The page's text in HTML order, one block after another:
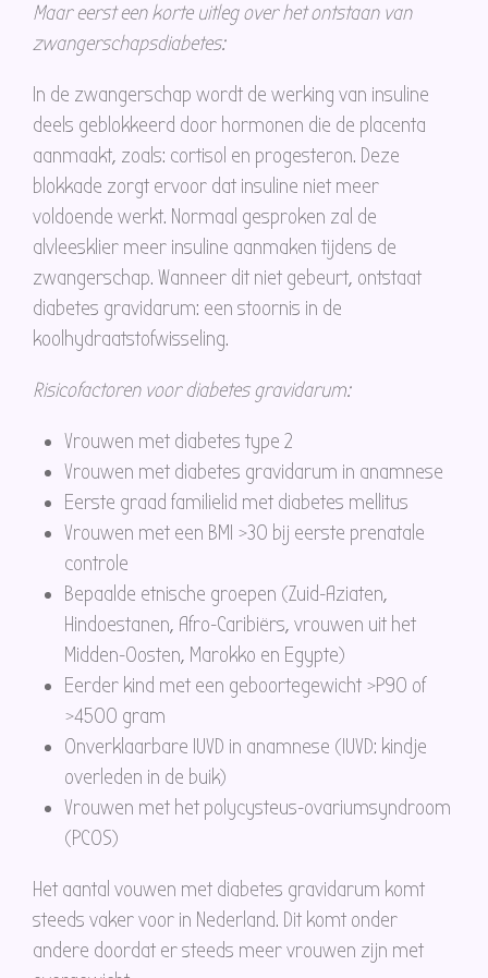
Maar eerst een korte uitleg over het ontstaan van
zwangerschapsdiabetes:
In de zwangerschap wordt de werking van insuline
deels geblokkeerd door hormonen die de placenta
aanmaakt, zoals: cortisol en progesteron. Deze
blokkade zorgt ervoor dat insuline niet meer
voldoende werkt. Normaal gesproken zal de
alvleesklier meer insuline aanmaken tijdens de
zwangerschap. Wanneer dit niet gebeurt, ontstaat
diabetes gravidarum: een stoornis in de
koolhydraatstofwisseling.
Risicofactoren voor diabetes gravidarum:
Vrouwen met diabetes type 2
Vrouwen met diabetes gravidarum in anamnese
Eerste graad familielid met diabetes mellitus
Vrouwen met een BMI >30 bij eerste prenatale
controle
Bepaalde etnische groepen (Zuid-Aziaten,
Hindoestanen, Afro-Caribiërs, vrouwen uit het
Midden-Oosten, Marokko en Egypte)
Eerder kind met een geboortegewicht >P90 of
>4500 gram
Onverklaarbare IUVD in anamnese (IUVD: kindje
overleden in de buik)
Vrouwen met het polycysteus-ovariumsyndroom
(PCOS)
Het aantal vouwen met diabetes gravidarum komt
steeds vaker voor in Nederland. Dit komt onder
andere doordat er steeds meer vrouwen zijn met